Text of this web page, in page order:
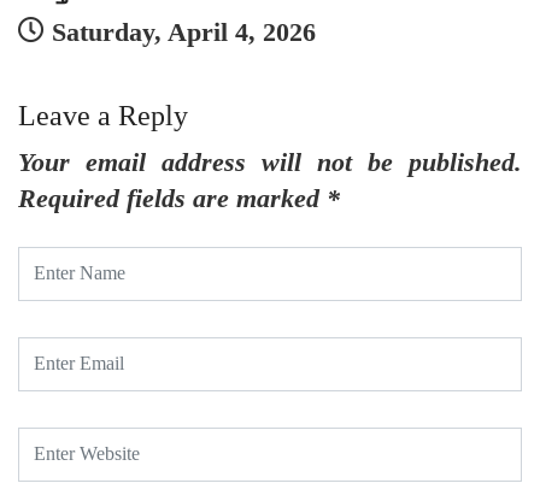
Saturday, April 4, 2026
Leave a Reply
Your email address will not be published.
Required fields are marked *